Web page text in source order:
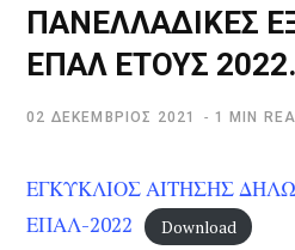
ΠΑΝΕΛΛΑΔΙΚΕΣ
ΕΠΑΛ ΕΤΟΥΣ 2022.
02 ΔΕΚΈΜΒΡΙΟΣ 2021 1 MIN
ΕΓΚΥΚΛΙΟΣ ΑΙΤΗΣΗΣ
ΕΠΑΛ-2022
Download